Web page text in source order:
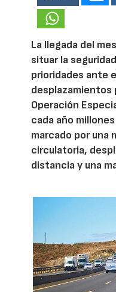
La llegada del
situar la
prioridades ante
desplazamientos
Operación
cada año
marcado por una
circulatoria,
distancia y una